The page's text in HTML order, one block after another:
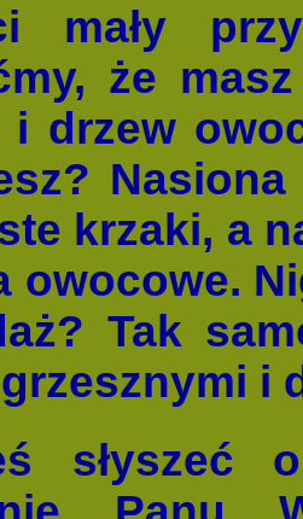
mały
że
i drzew
krzaki, a
owocowe.
Tak
i